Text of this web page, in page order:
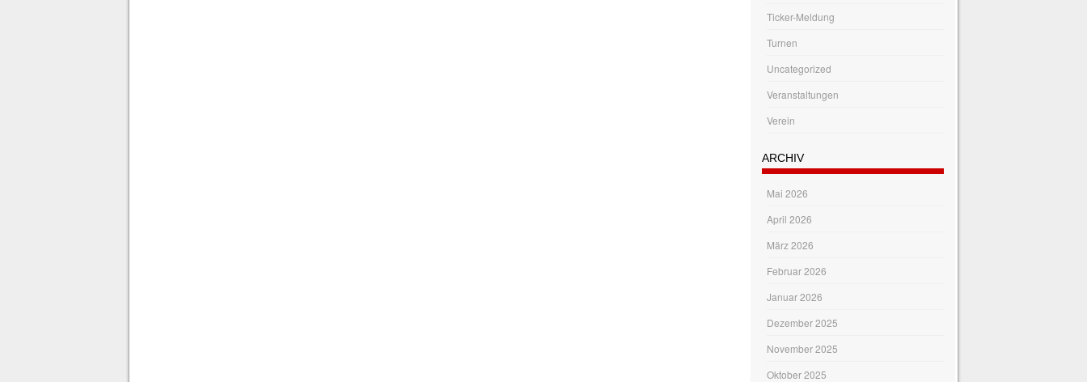
Ticker-Meldung
Turnen
Uncategorized
Veranstaltungen
Verein
ARCHIV
Mai 2026
April 2026
März 2026
Februar 2026
Januar 2026
Dezember 2025
November 2025
Oktober 2025